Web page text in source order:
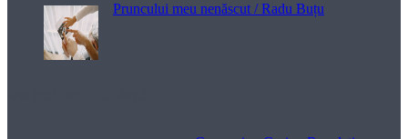
Pruncului meu nenăscut / Radu Buțu